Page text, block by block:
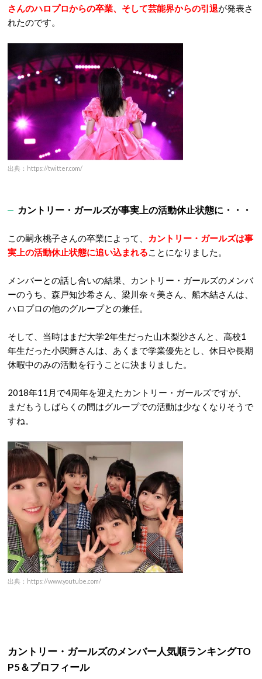
さんのハロプロからの卒業、そして芸能界からの引退が発表さ
れたのです。
出典：https://twitter.com/
カントリー・ガールズが事実上の活動休止状態に・・・
この嗣永桃子さんの卒業によって、
カントリー・ガールズは事
実上の活動休止状態に追い込まれることになりました。
メンバーとの話し合いの結果、カントリー・ガールズのメンバ
ーのうち、森戸知沙希さん、梁川奈々美さん、船木結さんは、
ハロプロの他のグループとの兼任。
そして、当時はまだ大学2年生だった山木梨沙さんと、高校1
年生だった小関舞さんは、あくまで学業優先とし、休日や長期
休暇中のみの活動を行うことに決まりました。
2018年11月で4周年を迎えたカントリー・ガールズですが、
まだもうしばらくの間はグループでの活動は少なくなりそうで
すね。
出典：https://www.youtube.com/
カントリー・ガールズのメンバー人気順ランキングTO
P5＆プロフィール